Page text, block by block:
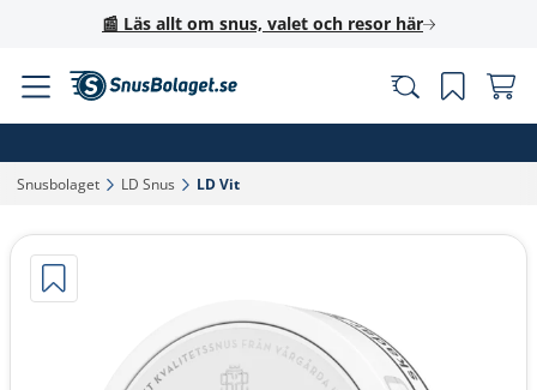
📰 Läs allt om snus, valet och resor här
Snusbolaget‎ LD Snus‎ LD Vit‎